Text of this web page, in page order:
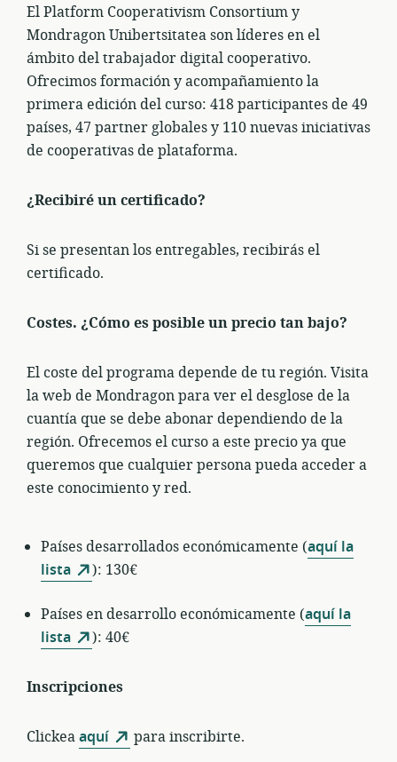
El Platform Cooperativism Consortium y
Mondragon Unibertsitatea son líderes en el
ámbito del trabajador digital cooperativo.
Ofrecimos formación y acompañamiento la
primera edición del curso: 418 participantes de 49
países, 47 partner globales y 110 nuevas iniciativas
de cooperativas de plataforma.
¿Recibiré un certificado?
Si se presentan los entregables, recibirás el
certificado.
Costes. ¿Cómo es posible un precio tan bajo?
El coste del programa depende de tu región. Visita
la web de Mondragon para ver el desglose de la
cuantía que se debe abonar dependiendo de la
región. Ofrecemos el curso a este precio ya que
queremos que cualquier persona pueda acceder a
este conocimiento y red.
Países desarrollados económicamente (aquí la
lista
): 130€
Países en desarrollo económicamente (aquí la
lista
): 40€
Inscripciones
Clickeaaquí para inscribirte.